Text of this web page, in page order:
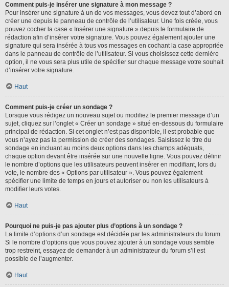
Comment puis-je insérer une signature à mon message ?
Pour insérer une signature à un de vos messages, vous devez tout d’abord en
créer une depuis le panneau de contrôle de l’utilisateur. Une fois créée, vous
pouvez cocher la case « Insérer une signature » depuis le formulaire de
rédaction afin d’insérer votre signature. Vous pouvez également ajouter une
signature qui sera insérée à tous vos messages en cochant la case appropriée
dans le panneau de contrôle de l’utilisateur. Si vous choisissez cette dernière
option, il ne vous sera plus utile de spécifier sur chaque message votre souhait
d’insérer votre signature.
Haut
Comment puis-je créer un sondage ?
Lorsque vous rédigez un nouveau sujet ou modifiez le premier message d’un
sujet, cliquez sur l’onglet « Créer un sondage » situé en-dessous du formulaire
principal de rédaction. Si cet onglet n’est pas disponible, il est probable que
vous n’ayez pas la permission de créer des sondages. Saisissez le titre du
sondage en incluant au moins deux options dans les champs adéquats,
chaque option devant être insérée sur une nouvelle ligne. Vous pouvez définir
le nombre d’options que les utilisateurs peuvent insérer en modifiant, lors du
vote, le nombre des « Options par utilisateur ». Vous pouvez également
spécifier une limite de temps en jours et autoriser ou non les utilisateurs à
modifier leurs votes.
Haut
Pourquoi ne puis-je pas ajouter plus d’options à un sondage ?
La limite d’options d’un sondage est décidée par les administrateurs du forum.
Si le nombre d’options que vous pouvez ajouter à un sondage vous semble
trop restreint, essayez de demander à un administrateur du forum s’il est
possible de l’augmenter.
Haut